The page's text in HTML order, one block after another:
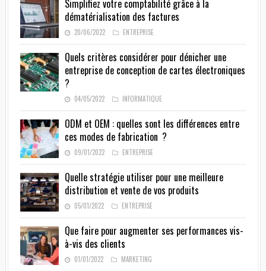
Simplifiez votre comptabilité grâce à la
dématérialisation des factures
20/06/2022 ENTREPRISE
Quels critères considérer pour dénicher une
entreprise de conception de cartes électroniques
?
04/05/2022 INFORMATIQUE
ODM et OEM : quelles sont les différences entre
ces modes de fabrication ?
09/01/2022 ENTREPRISE
Quelle stratégie utiliser pour une meilleure
distribution et vente de vos produits
05/01/2022 ENTREPRISE
Que faire pour augmenter ses performances vis-
à-vis des clients
01/01/2022 MARKETING